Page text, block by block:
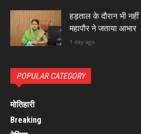
हड़ताल के दौरान भी
महापौर ने जताया आभार
1 day ago
POPULAR CATEGORY
मोतिहारी
Breaking